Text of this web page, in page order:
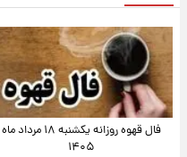
فال قهوه روزانه یکشنبه ۱۸ مرداد ماه
۱۴۰۵